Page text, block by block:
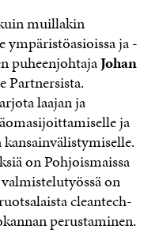
muillakin
ympäristöasioissa ja -
puheenjohtajaJohan
Partnersista.
laajan ja
ja
on Pohjoismaissa
on
cleantech-
perustaminen.